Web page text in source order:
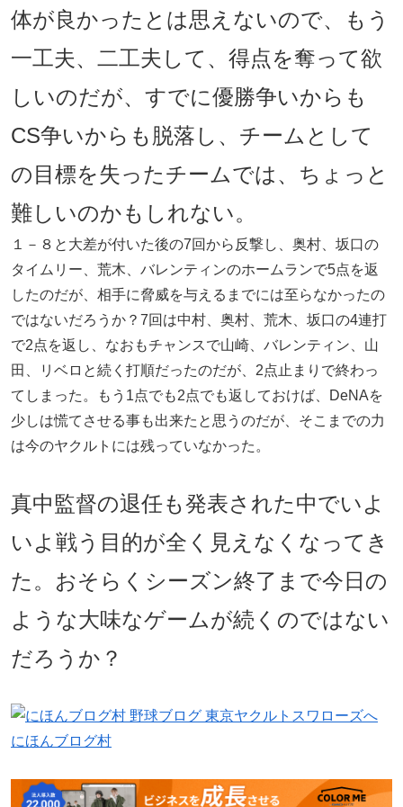
体が良かったとは思えないので、もう
一工夫、二工夫して、得点を奪って欲
しいのだが、すでに優勝争いからも
CS争いからも脱落し、チームとして
の目標を失ったチームでは、ちょっと
難しいのかもしれない。
１－８と大差が付いた後の7回から反撃し、奥村、坂口の
タイムリー、荒木、バレンティンのホームランで5点を返
したのだが、相手に脅威を与えるまでには至らなかったの
ではないだろうか？7回は中村、奥村、荒木、坂口の4連打
で2点を返し、なおもチャンスで山崎、バレンティン、山
田、リベロと続く打順だったのだが、2点止まりで終わっ
てしまった。もう1点でも2点でも返しておけば、DeNAを
少しは慌てさせる事も出来たと思うのだが、そこまでの力
は今のヤクルトには残っていなかった。
真中監督の退任も発表された中でいよ
いよ戦う目的が全く見えなくなってき
た。おそらくシーズン終了まで今日の
ような大味なゲームが続くのではない
だろうか？
にほんブログ村